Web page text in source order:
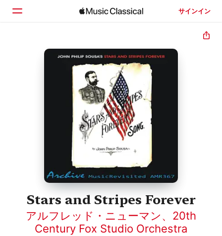
サインイン
ホーム
Stars and Stripes Forever
アルフレッド・ニューマン、 20th
Century Fox Studio Orchestra